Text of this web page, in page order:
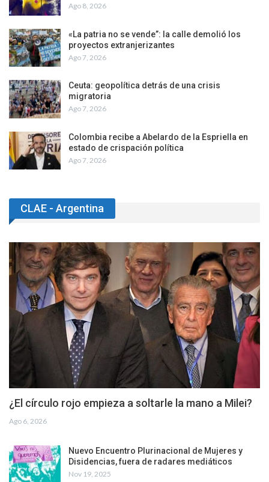
Ago 8, 2026
«La patria no se vende”: la calle demolió los
proyectos extranjerizantes
Ago 7, 2026
Ceuta: geopolítica detrás de una crisis
migratoria
Ago 7, 2026
Colombia recibe a Abelardo de la Espriella en
estado de crispación política
Ago 7, 2026
CLAE - Argentina
¿El círculo rojo empieza a soltarle la mano a Milei?
Ago 6, 2026
Nuevo Encuentro Plurinacional de Mujeres y
Disidencias, fuera de radares mediáticos
Nov 19, 2025